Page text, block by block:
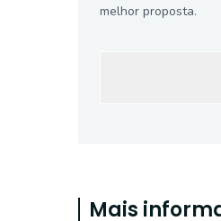
melhor proposta.
Mais